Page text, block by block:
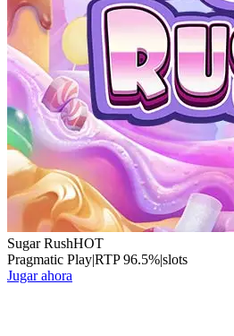
Sugar RushHOT
Pragmatic Play|RTP96.5%|slots
Jugar ahora